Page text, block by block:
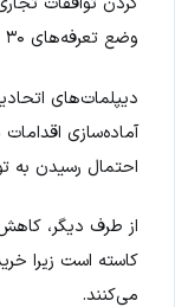
وضع تعرفه‌های ۳۰ درصدی بر واردات از اتحادیه اروپا کرده است.
دیپلمات‌های
آماده‌سازی
احتمال رسیدن به
از طرف دیگر،
کاسته است زیرا
می‌کنند.